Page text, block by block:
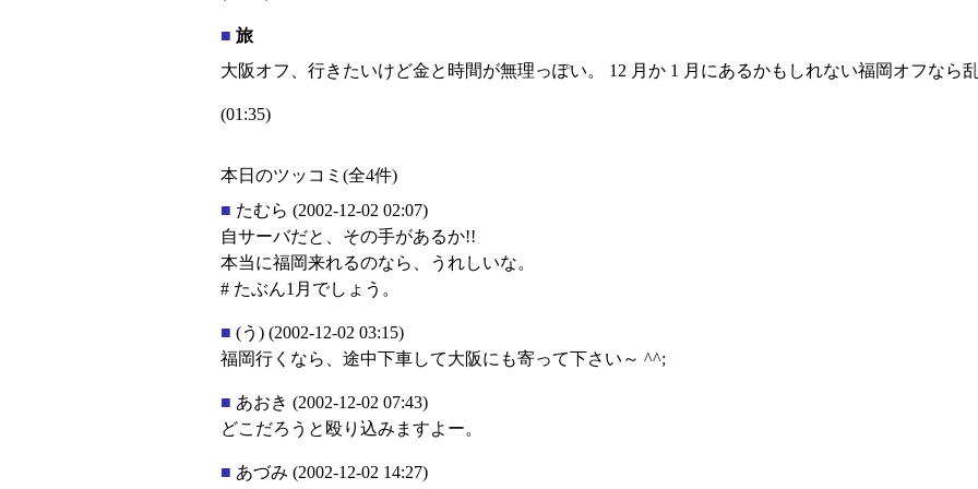
■ 旅
大阪オフ、行きたいけど金と時間が無理っぽい。 12 月か 1 月にあるかもしれない福岡オフなら
(01:35)
本日のツッコミ(全4件)
■ たむら (2002-12-02 02:07)
自サーバだと、その手があるか!!
本当に福岡来れるのなら、うれしいな。
# たぶん1月でしょう。
■ (う) (2002-12-02 03:15)
福岡行くなら、途中下車して大阪にも寄って下さい～ ^^;
■ あおき (2002-12-02 07:43)
どこだろうと殴り込みますよー。
■ あづみ (2002-12-02 14:27)